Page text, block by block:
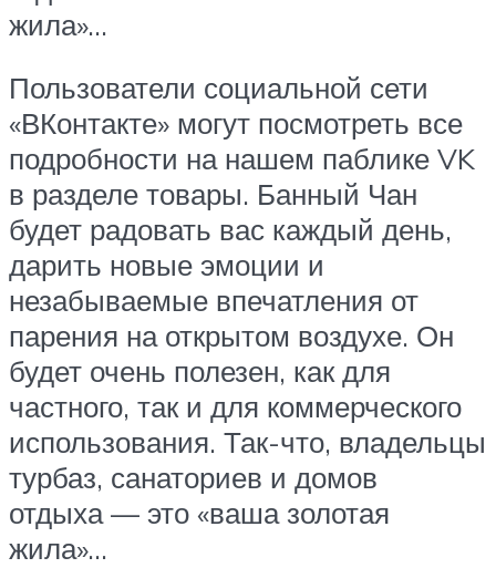
жила»…
Пользователи социальной сети
«ВКонтакте» могут посмотреть все
подробности на нашем паблике VK
в разделе товары. Банный Чан
будет радовать вас каждый день,
дарить новые эмоции и
незабываемые впечатления от
парения на открытом воздухе. Он
будет очень полезен, как для
частного, так и для коммерческого
использования. Так-что, владельцы
турбаз, санаториев и домов
отдыха — это «ваша золотая
жила»…